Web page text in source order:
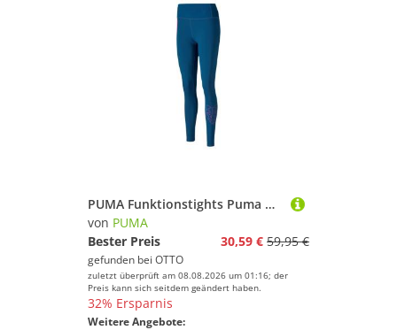
PUMA Funktionstights Puma Damen 7/8 Tight Train High Rise 519476
von PUMA
Bester Preis
30,59 € 59,95 €
gefunden bei OTTO
zuletzt überprüft am 08.08.2026 um 01:16; der
Preis kann sich seitdem geändert haben.
32% Ersparnis
Weitere Angebote: